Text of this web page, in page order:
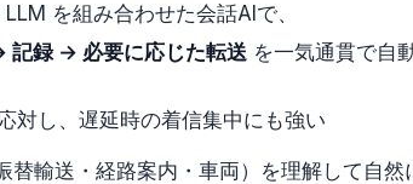
を組み合わせた会話AIで、
録 → 必要に応じた転送 を一気通貫で自
対し、遅延時の着信集中にも強い
替輸送・経路案内・車両）を理解して自然